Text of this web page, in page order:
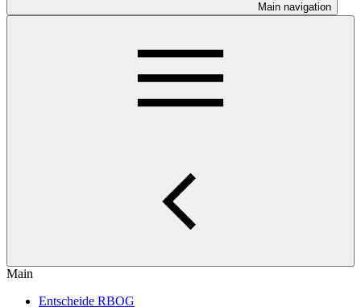
Main navigation
Main
Entscheide RBOG